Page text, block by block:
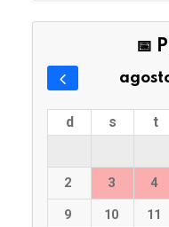
📅
d s t
2 3 4
9 10 11